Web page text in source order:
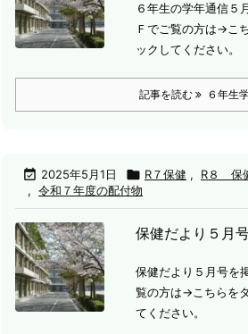
６年生の学年通信５
Ｆでご覧の方は→こ
ックしてください。
記事を読む ６年生
 2025年5月1日  R７保健 , R８ 保
, 令和７年度の配付物
保健だより５月
保健だより５月号を
覧の方は→こちらを
てください。